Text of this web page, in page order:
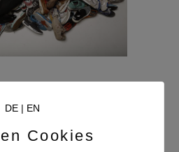
,Unkategorisiert
DE| EN
Cookies